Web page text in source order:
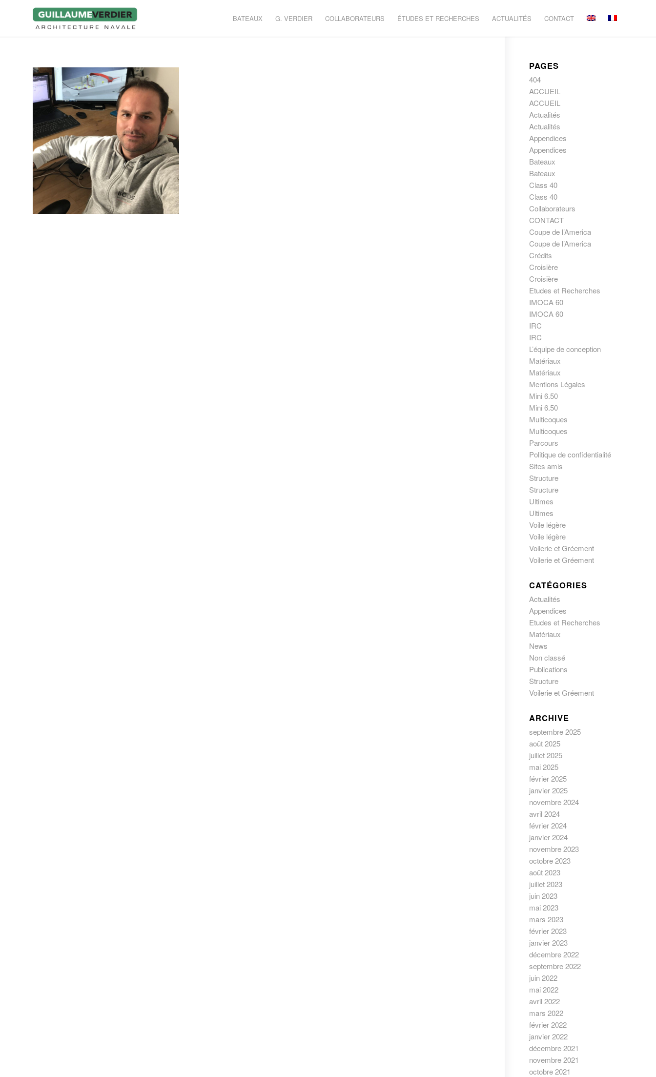
BATEAUX G. VERDIER COLLABORATEURS ÉTUDES ET RECHERCHES ACTUALITÉS CONTACT
PAGES
404
ACCUEIL
ACCUEIL
Actualités
Actualités
Appendices
Appendices
Bateaux
Bateaux
Class 40
Class 40
Collaborateurs
CONTACT
Coupe de l’America
Coupe de l’America
Crédits
Croisière
Croisière
Etudes et Recherches
IMOCA 60
IMOCA 60
IRC
IRC
L’équipe de conception
Matériaux
Matériaux
Mentions Légales
Mini 6.50
Mini 6.50
Multicoques
Multicoques
Parcours
Politique de confidentialité
Sites amis
Structure
Structure
Ultimes
Ultimes
Voile légère
Voile légère
Voilerie et Gréement
Voilerie et Gréement
CATÉGORIES
Actualités
Appendices
Etudes et Recherches
Matériaux
News
Non classé
Publications
Structure
Voilerie et Gréement
ARCHIVE
septembre 2025
août 2025
juillet 2025
mai 2025
février 2025
janvier 2025
novembre 2024
avril 2024
février 2024
janvier 2024
novembre 2023
octobre 2023
août 2023
juillet 2023
juin 2023
mai 2023
mars 2023
février 2023
janvier 2023
décembre 2022
septembre 2022
juin 2022
mai 2022
avril 2022
mars 2022
février 2022
janvier 2022
décembre 2021
novembre 2021
octobre 2021